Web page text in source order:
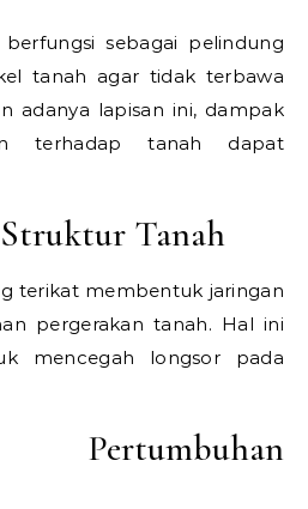
sebagai pelindung
tanah agar tidak terbawa
adanya lapisan ini, dampak
terhadap tanah dapat
Tanah
terikat membentuk jaringan
pergerakan tanah. Hal ini
mencegah longsor pada
Pertumbuhan